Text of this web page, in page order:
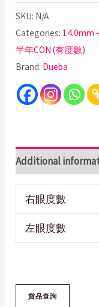
SKU: N/A
Categories: 14.0mm
半年CON (有度數)
Brand: Dueba
Additional
右眼度數
左眼度數